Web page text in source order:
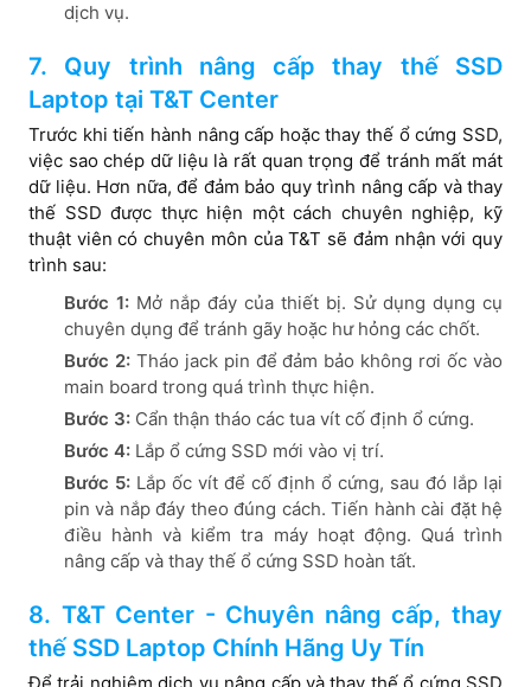
dịch vụ.
7. Quy trình nâng cấp thay thế SSD
Laptop tại T&T Center
Trước khi tiến hành nâng cấp hoặc thay thế ổ cứng SSD,
việc sao chép dữ liệu là rất quan trọng để tránh mất mát
dữ liệu. Hơn nữa, để đảm bảo quy trình nâng cấp và thay
thế SSD được thực hiện một cách chuyên nghiệp, kỹ
thuật viên có chuyên môn của T&T sẽ đảm nhận với quy
trình sau:
Bước 1: Mở nắp đáy của thiết bị. Sử dụng dụng cụ
chuyên dụng để tránh gãy hoặc hư hỏng các chốt.
Bước 2:Tháo jack pin để đảm bảo không rơi ốc vào
main board trong quá trình thực hiện.
Bước 3: Cẩn thận tháo các tua vít cố định ổ cứng.
Bước 4: Lắp ổ cứng SSD mới vào vị trí.
Bước 5: Lắp ốc vít để cố định ổ cứng, sau đó lắp lại
pin và nắp đáy theo đúng cách. Tiến hành cài đặt hệ
điều hành và kiểm tra máy hoạt động. Quá trình
nâng cấp và thay thế ổ cứng SSD hoàn tất.
8. T&T Center - Chuyên nâng cấp, thay
thế SSD Laptop Chính Hãng Uy Tín